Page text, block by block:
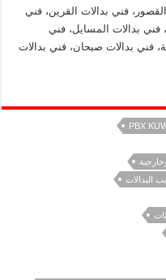
فني بدالات القرين، فني
فني بدالات المسايل، فني
فني بدالات صبحان، فني بدالات